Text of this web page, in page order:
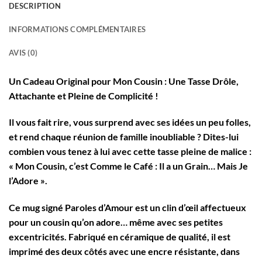
DESCRIPTION
INFORMATIONS COMPLÉMENTAIRES
AVIS (0)
Un Cadeau Original pour Mon Cousin : Une Tasse Drôle,
Attachante et Pleine de Complicité !
Il vous fait rire, vous surprend avec ses idées un peu folles,
et rend chaque réunion de famille inoubliable ? Dites-lui
combien vous tenez à lui avec cette tasse pleine de malice :
« Mon Cousin, c’est Comme le Café : Il a un Grain… Mais Je
l’Adore ».
Ce mug signé Paroles d’Amourest un clin d’œil affectueux
pour un cousin qu’on adore… même avec ses petites
excentricités. Fabriqué en céramique de qualité, il est
imprimé des deux côtés avec une encre résistante, dans